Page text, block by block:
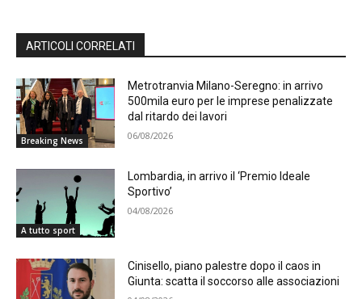
ARTICOLI CORRELATI
Breaking News
Metrotranvia Milano-Seregno: in arrivo
500mila euro per le imprese penalizzate
dal ritardo dei lavori
06/08/2026
A tutto sport
Lombardia, in arrivo il ‘Premio Ideale
Sportivo’
04/08/2026
Cinisello, piano palestre dopo il caos in
Giunta: scatta il soccorso alle associazioni